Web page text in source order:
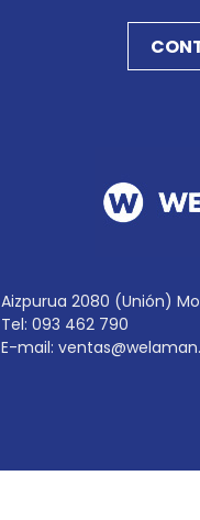
Aizpurua 2080 (Unión)
Tel: 093 462 790
E-mail: